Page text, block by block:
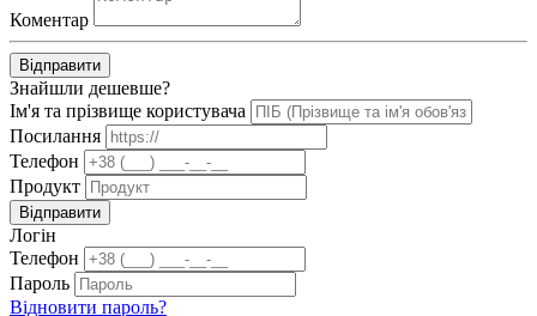
Коментар
Відправити
Знайшли дешевше?
Ім'я та прізвище користувача
Посилання
Телефон
Продукт
Відправити
Логін
Телефон
Пароль
Відновити пароль?